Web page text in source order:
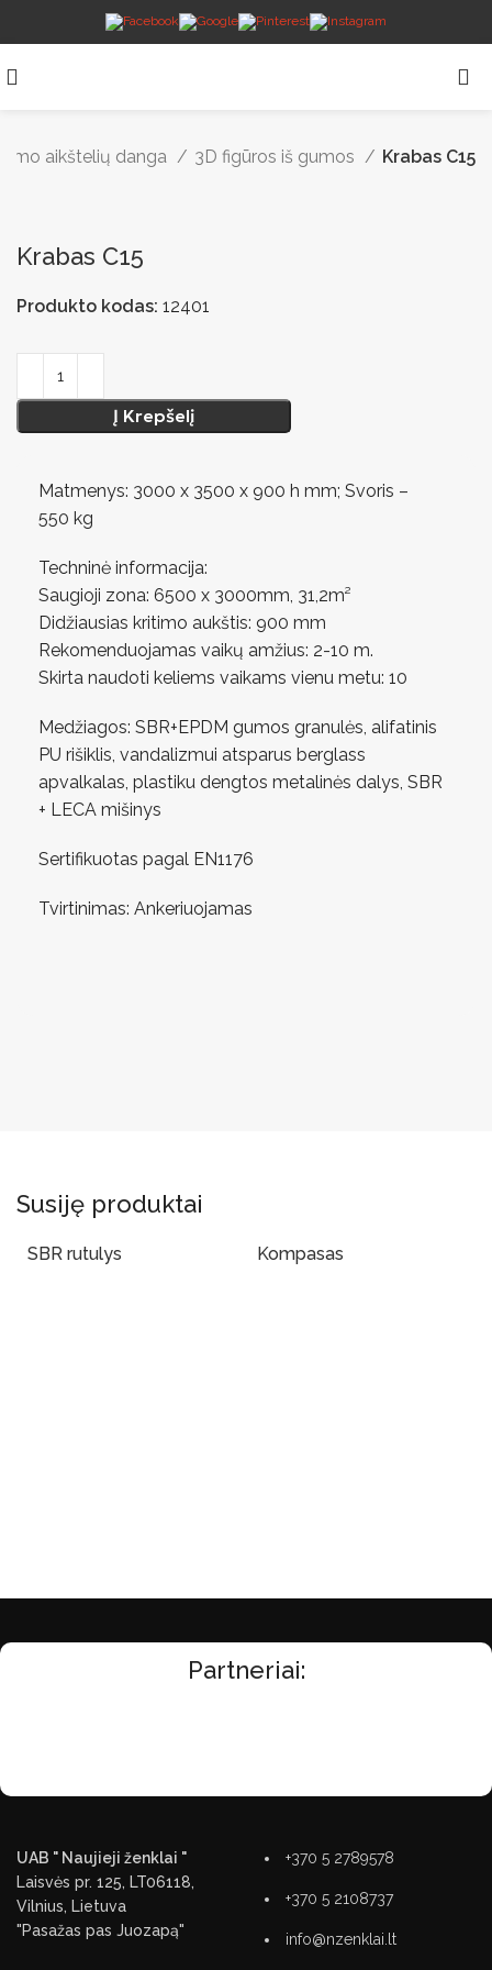
aikštelių danga 3D figūros iš gumos Krabas C15
Krabas C15
Produkto kodas: 12401
Į Krepšelį
Matmenys: 3000 x 3500 x 900 h mm; Svoris –
550 kg
Techninė informacija:
Saugioji zona: 6500 x 3000mm, 31,2m²
Didžiausias kritimo aukštis: 900 mm
Rekomenduojamas vaikų amžius: 2-10 m.
Skirta naudoti keliems vaikams vienu metu: 10
Medžiagos: SBR+EPDM gumos granulės, alifatinis
PU rišiklis, vandalizmui atsparus berglass
apvalkalas, plastiku dengtos metalinės dalys, SBR
+ LECA mišinys
Sertifikuotas pagal EN1176
Tvirtinimas: Ankeriuojamas
Susiję produktai
SBR rutulys Kompasas
Partneriai:
UAB " Naujieji ženklai "
Laisvės pr. 125, LT06118,
Vilnius, Lietuva
"Pasažas pas Juozapą"
+370 5 2789578
+370 5 2108737
info@nzenklai.lt